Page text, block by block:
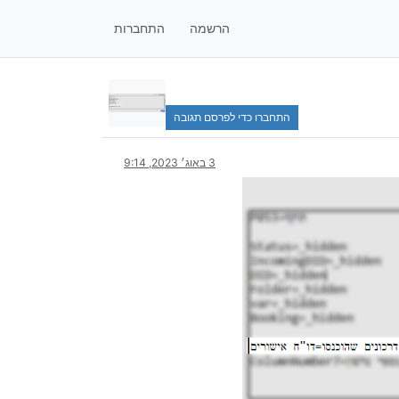
הרשמה התחברות
התחברו כדי לפרסם תגובה
3 באוג׳ 2023, 9:14